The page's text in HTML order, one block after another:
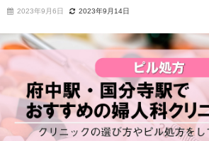
2023年9月6日 2023年9月14日